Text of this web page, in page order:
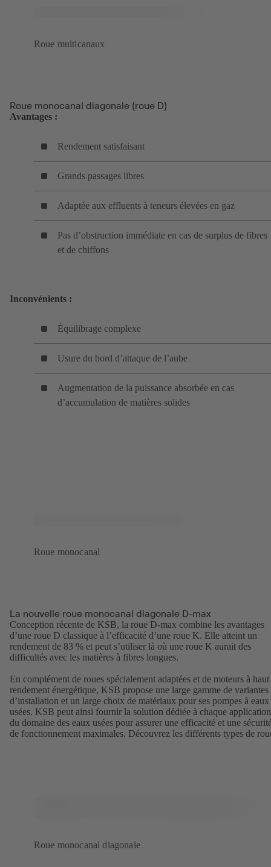
Roue multicanaux
Roue monocanal diagonale (roue D)
Avantages :
Rendement satisfaisant
Grands passages libres
Adaptée aux effluents à teneurs élevées en gaz
Pas d’obstruction immédiate en cas de surplus de fibres
et de chiffons
Inconvénients :
Équilibrage complexe
Usure du bord d’attaque de l’aube
Augmentation de la puissance absorbée en cas
d’accumulation de matières solides
Roue monocanal
La nouvelle roue monocanal diagonale D-max
Conception récente de KSB, la roue D-max combine les avantages
d’une roue D classique à l’efficacité d’une roue K. Elle atteint un
rendement de 83 % et peut s’utiliser là où une roue K aurait des
difficultés avec les matières à fibres longues.
En complément de roues spécialement adaptées et de moteurs à haut
rendement énergétique, KSB propose une large gamme de variantes
d’installation et un large choix de matériaux pour ses pompes à eaux
usées. KSB peut ainsi fournir la solution dédiée à chaque application
du domaine des eaux usées pour assurer une efficacité et une
de fonctionnement maximales. Découvrez les différents types de
Roue monocanal diagonale